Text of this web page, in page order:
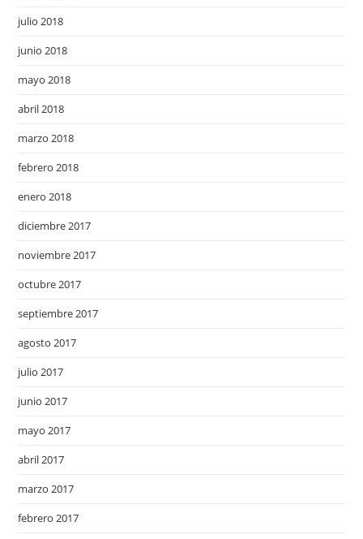
julio 2018
junio 2018
mayo 2018
abril 2018
marzo 2018
febrero 2018
enero 2018
diciembre 2017
noviembre 2017
octubre 2017
septiembre 2017
agosto 2017
julio 2017
junio 2017
mayo 2017
abril 2017
marzo 2017
febrero 2017